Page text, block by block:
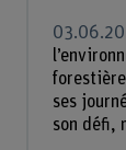
forestière
ses
son défi,